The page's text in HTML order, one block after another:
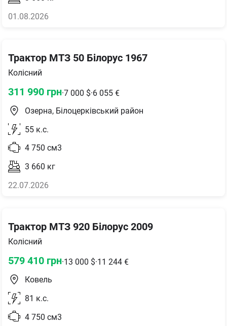
01.08.2026
Трактор МТЗ 50 Білорус 1967
Колісний
311 990 грн·7 000 $·6 055 €
Озерна, Білоцерківський район
55 к.с.
4 750 см3
3 660 кг
22.07.2026
Трактор МТЗ 920 Білорус 2009
Колісний
579 410 грн·13 000 $·11 244 €
Ковель
81 к.с.
4 750 см3